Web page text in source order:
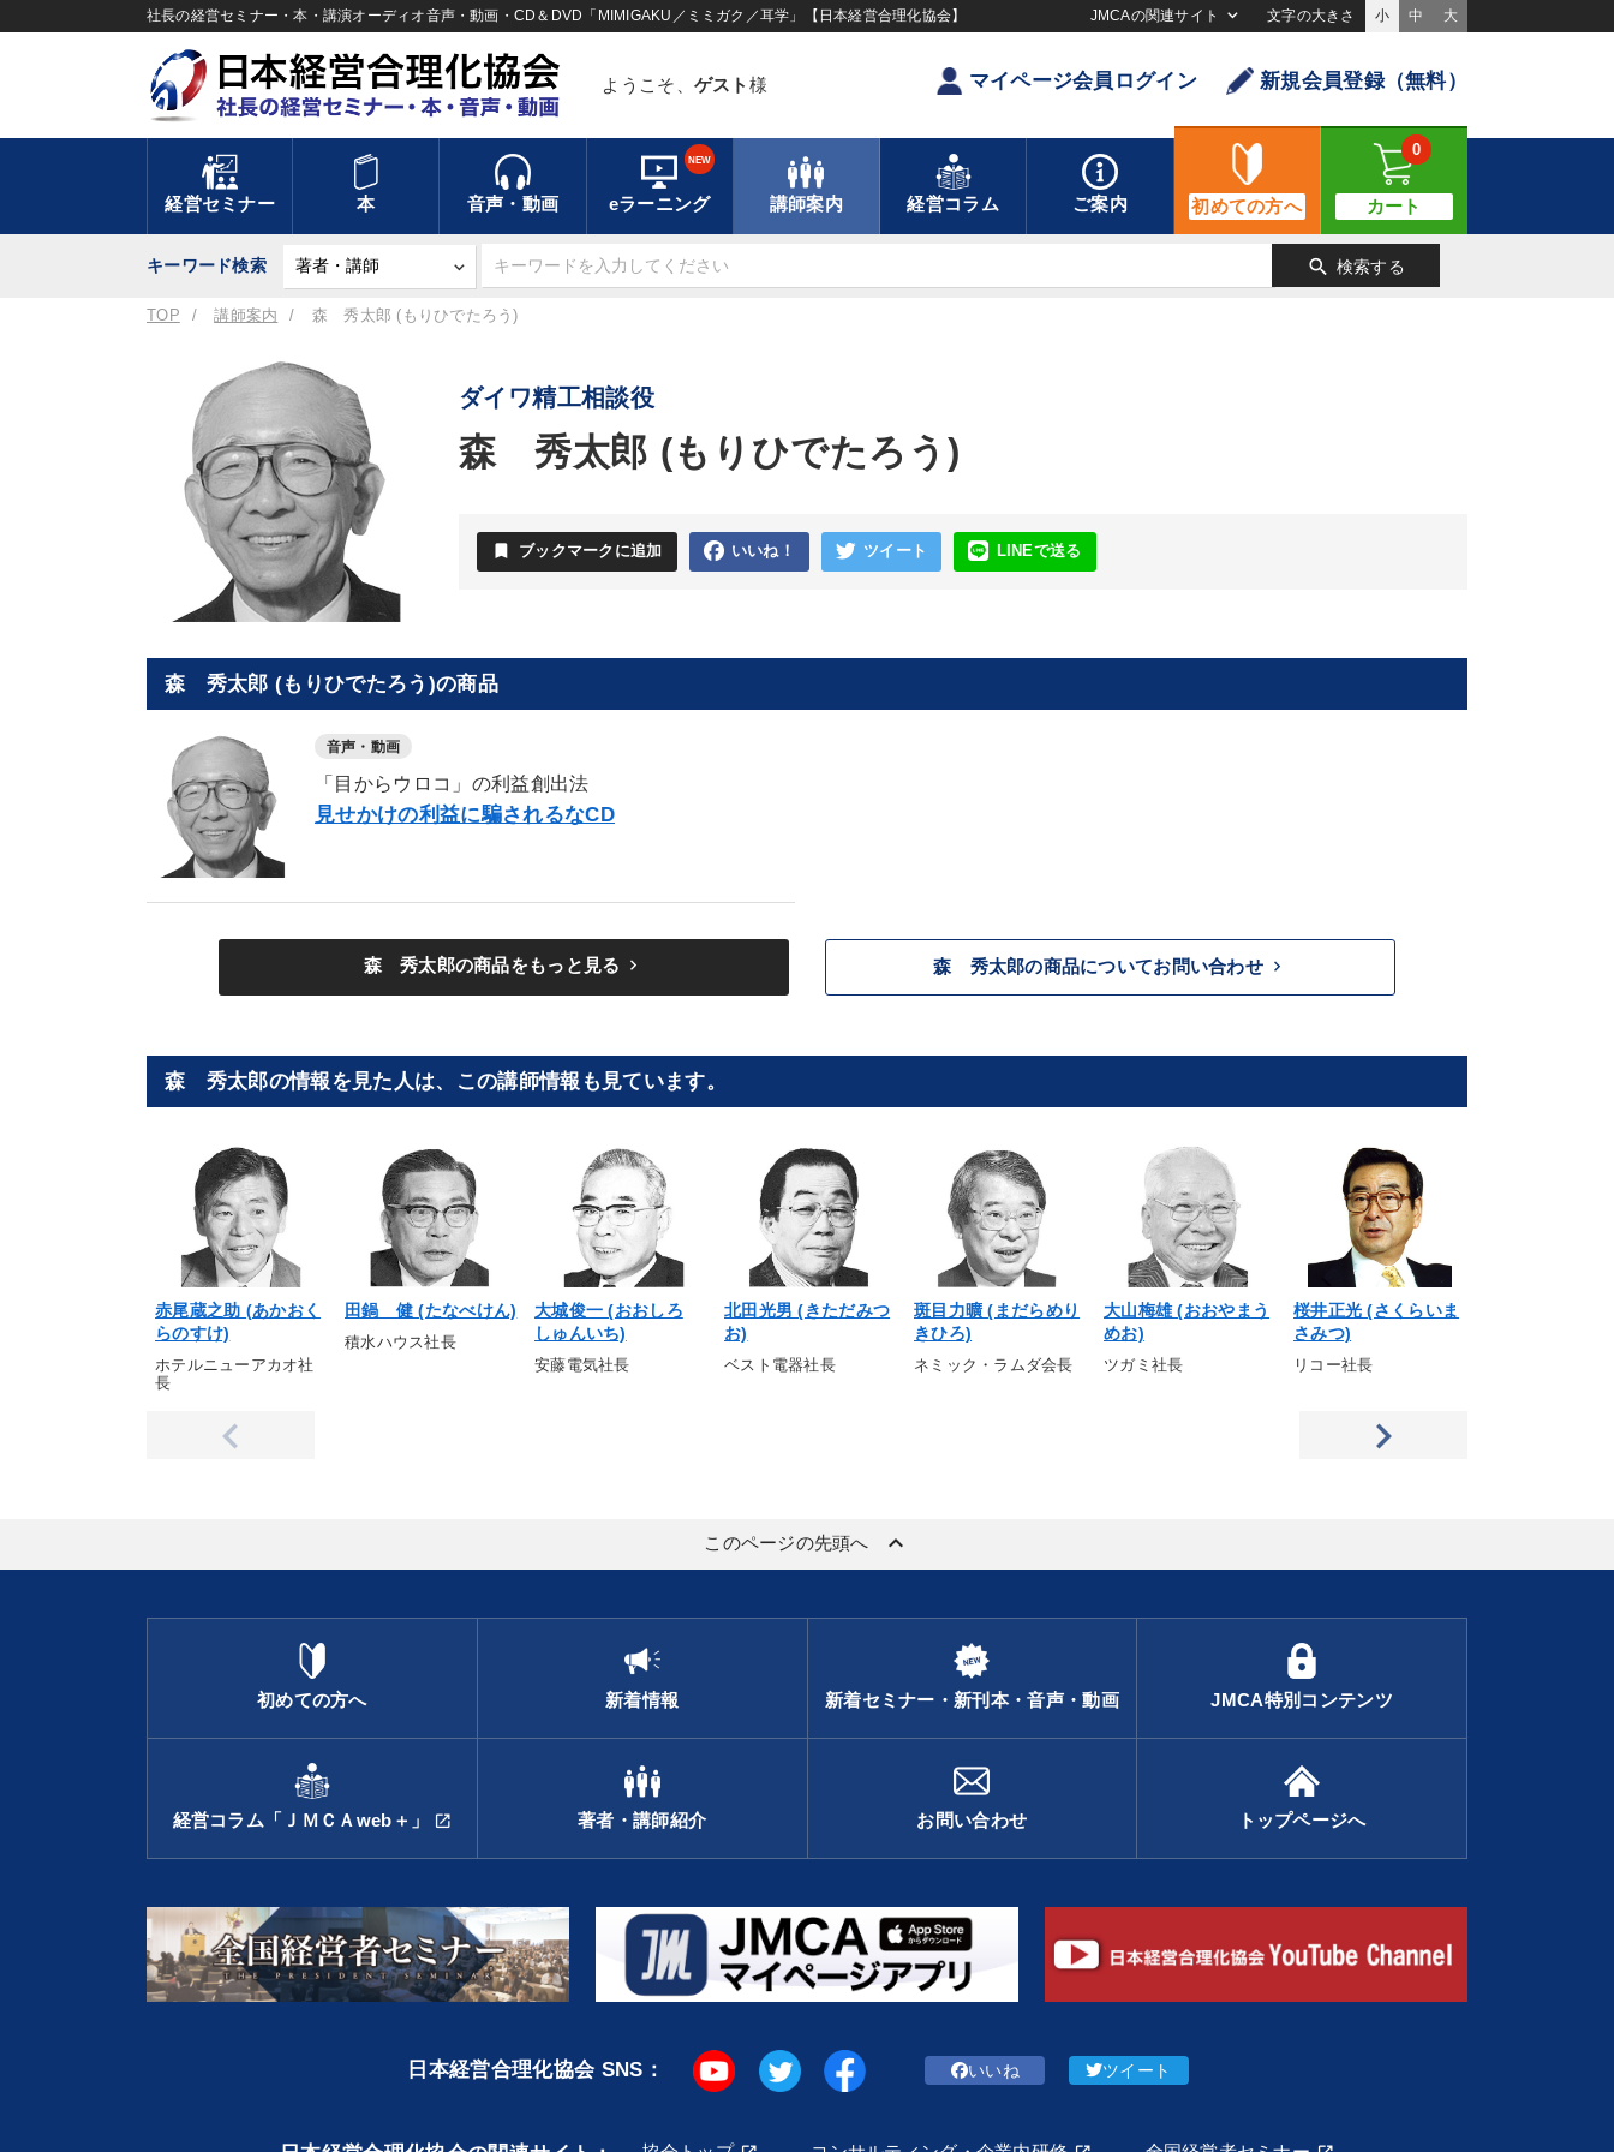
社長の経営セミナー・本・講演オーディオ音声・動画・CD＆DVD「MIMIGAKU／ミミガク／耳学」【日本経営合理化協会】 JMCAの関連サイト 文字の大きさ 小 中 大
ようこそ、 ゲスト 様 マイページ会員ログイン 新規会員登録（無料）
経営セミナー 本 音声・動画 eラーニング
NEW
講師案内 経営コラム ご案内 初めての方へ カート
0
キーワード検索 search 検索する
TOP 講師案内 森 秀太郎 (もりひでたろう)
ダイワ精工相談役
森 秀太郎 (もりひでたろう)
bookmark ブックマークに追加 いいね！ ツイート LINEで送る
森 秀太郎 (もりひでたろう)の商品
音声・動画
「目からウロコ」の利益創出法
見せかけの利益に騙されるなCD
森 秀太郎の商品をもっと見る keyboard_arrow_right 森 秀太郎の商品についてお問い合わせ keyboard_arrow_right
森 秀太郎の情報を見た人は、この講師情報も見ています。
赤尾蔵之助 (あかおく
らのすけ)
ホテルニューアカオ社
長
田鍋 健 (たなべけん)
積水ハウス社長
大城俊一 (おおしろ
しゅんいち)
安藤電気社長
北田光男 (きただみつ
お)
ベスト電器社長
斑目力曠 (まだらめり
きひろ)
ネミック・ラムダ会長
大山梅雄 (おおやまう
めお)
ツガミ社長
桜井正光 (さくらいま
さみつ)
リコー社長
このページの先頭へ keyboard_arrow_up
初めての方へ 新着情報 新着セミナー・新刊本・音声・動画 JMCA特別コンテンツ
経営コラム「ＪＭＣＡweb＋」 open_in_new 著者・講師紹介 お問い合わせ トップページへ
日本経営合理化協会 SNS： いいね ツイート